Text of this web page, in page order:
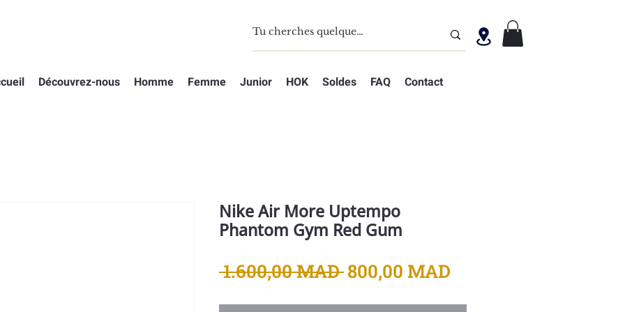
Découvrez-nous Homme Femme Junior HOK Soldes FAQ Contact
Nike Air More Uptempo
Phantom Gym Red Gum
1.600,00 MAD Prix
800,00 MAD